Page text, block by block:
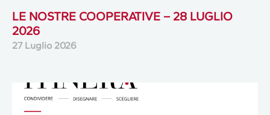
LE NOSTRE COOPERATIVE – 28 LUGLIO
2026
27 Luglio 2026